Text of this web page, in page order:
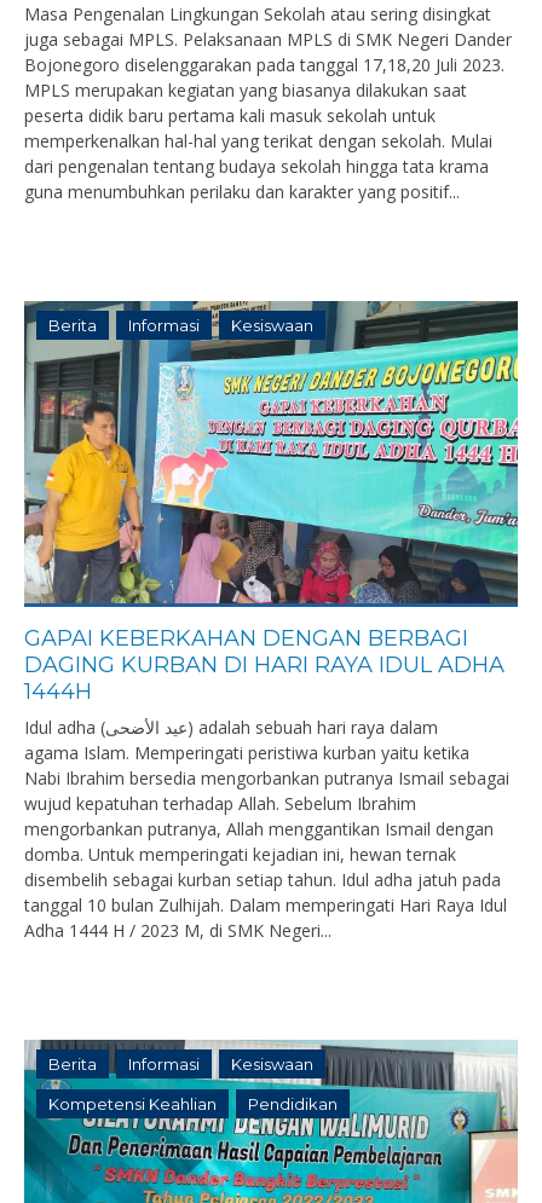
Masa Pengenalan Lingkungan Sekolah atau sering disingkat
juga sebagai MPLS. Pelaksanaan MPLS di SMK Negeri Dander
Bojonegoro diselenggarakan pada tanggal 17,18,20 Juli 2023.
MPLS merupakan kegiatan yang biasanya dilakukan saat
peserta didik baru pertama kali masuk sekolah untuk
memperkenalkan hal-hal yang terikat dengan sekolah. Mulai
dari pengenalan tentang budaya sekolah hingga tata krama
guna menumbuhkan perilaku dan karakter yang positif...
Berita Informasi Kesiswaan
GAPAI KEBERKAHAN DENGAN BERBAGI
DAGING KURBAN DI HARI RAYA IDUL ADHA
1444H
Idul adha (عيد الأضحى) adalah sebuah hari raya dalam
agama Islam. Memperingati peristiwa kurban yaitu ketika
Nabi Ibrahim bersedia mengorbankan putranya Ismail sebagai
wujud kepatuhan terhadap Allah. Sebelum Ibrahim
mengorbankan putranya, Allah menggantikan Ismail dengan
domba. Untuk memperingati kejadian ini, hewan ternak
disembelih sebagai kurban setiap tahun. Idul adha jatuh pada
tanggal 10 bulan Zulhijah. Dalam memperingati Hari Raya Idul
Adha 1444 H / 2023 M, di SMK Negeri...
Berita Informasi Kesiswaan
Kompetensi Keahlian Pendidikan